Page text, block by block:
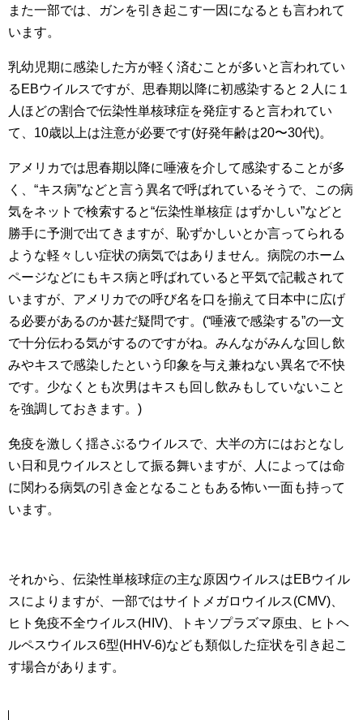
また一部では、ガンを引き起こす一因になるとも言われて
います。
乳幼児期に感染した方が軽く済むことが多いと言われてい
るEBウイルスですが、思春期以降に初感染すると２人に１
人ほどの割合で伝染性単核球症を発症すると言われてい
て、10歳以上は注意が必要です(好発年齢は20〜30代)。
アメリカでは思春期以降に唾液を介して感染することが多
く、“キス病”などと言う異名で呼ばれているそうで、この病
気をネットで検索すると“伝染性単核症 はずかしい”などと
勝手に予測で出てきますが、恥ずかしいとか言ってられる
ような軽々しい症状の病気ではありません。病院のホーム
ページなどにもキス病と呼ばれていると平気で記載されて
いますが、アメリカでの呼び名を口を揃えて日本中に広げ
る必要があるのか甚だ疑問です。(“唾液で感染する”の一文
で十分伝わる気がするのですがね。みんながみんな回し飲
みやキスで感染したという印象を与え兼ねない異名で不快
です。少なくとも次男はキスも回し飲みもしていないこと
を強調しておきます。)
免疫を激しく揺さぶるウイルスで、大半の方にはおとなし
い日和見ウイルスとして振る舞いますが、人によっては命
に関わる病気の引き金となることもある怖い一面も持って
います。
それから、伝染性単核球症の主な原因ウイルスはEBウイル
スによりますが、一部ではサイトメガロウイルス(CMV)、
ヒト免疫不全ウイルス(HIV)、トキソプラズマ原虫、ヒトヘ
ルペスウイルス6型(HHV-6)なども類似した症状を引き起こ
す場合があります。